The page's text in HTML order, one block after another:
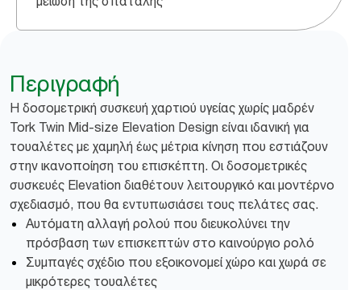
Περιγραφή
Η δοσομετρική συσκευή χαρτιού υγείας χωρίς μαδρέν
Tork Twin Mid-size Elevation Design είναι ιδανική για
τουαλέτες με χαμηλή έως μέτρια κίνηση που εστιάζουν
στην ικανοποίηση του επισκέπτη. Οι δοσομετρικές
συσκευές Elevation διαθέτουν λειτουργικό και μοντέρνο
σχεδιασμό, που θα εντυπωσιάσει τους πελάτες σας.
Αυτόματη αλλαγή ρολού που διευκολύνει την
πρόσβαση των επισκεπτών στο καινούργιο ρολό
Συμπαγές σχέδιο που εξοικονομεί χώρο και χωρά σε
μικρότερες τουαλέτες